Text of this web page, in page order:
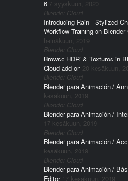
6 7 syyskuun, 2020
Blender Cloud
Introducing Rain - Stylized
Workflow Training on Blender
heinäkuun, 2019
Blender Cloud
Browse HDRi & Textures in
Cloud add-on 20 kesäkuun,
Blender Cloud
Blender para Animación /
kesäkuun, 2019
Blender Cloud
Blender para Animación /
17 kesäkuun, 2019
Blender Cloud
Blender para Animación /
kesäkuun, 2019
Blender Cloud
Blender para Animación /
Editor 17 kesäkuun, 2019